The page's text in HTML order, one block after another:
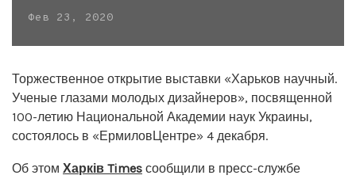
Фев 23, 2020
Торжественное открытие выставки «Харьков научный.
Ученые глазами молодых дизайнеров», посвященной
100-летию Национальной Академии наук Украины,
состоялось в «ЕрмиловЦентре» 4 декабря.
Об этом Харків Times сообщили в пресс-службе